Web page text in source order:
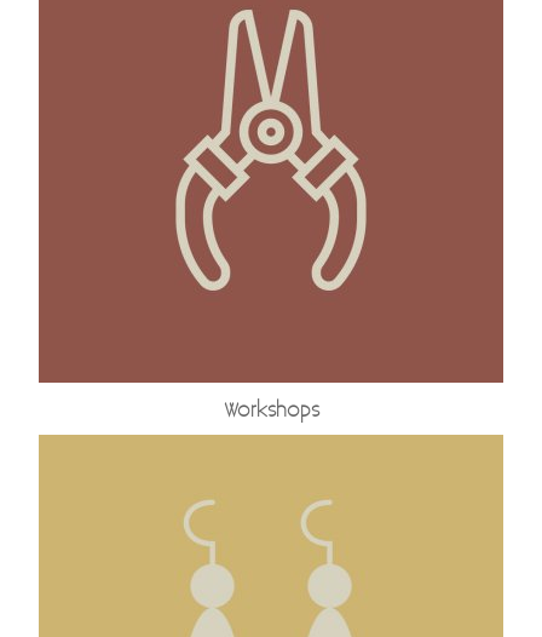
Kadobon
Hersteldienst fantasiejuwelen
Workshops